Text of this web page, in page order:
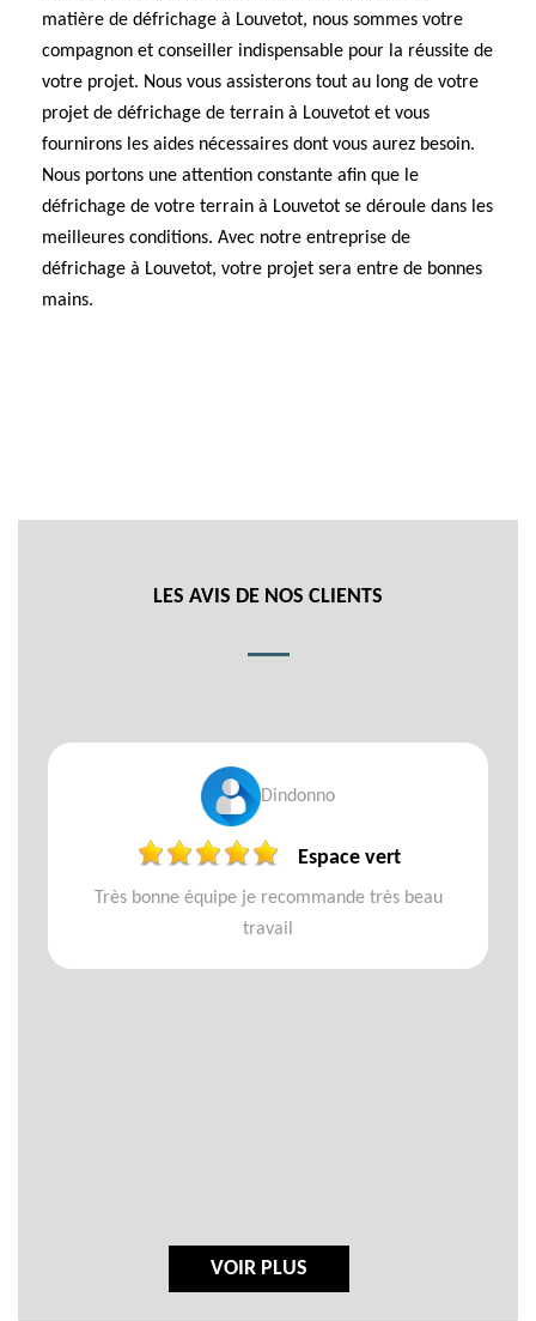
matière de défrichage à Louvetot, nous sommes votre
compagnon et conseiller indispensable pour la réussite de
votre projet. Nous vous assisterons tout au long de votre
projet de défrichage de terrain à Louvetot et vous
fournirons les aides nécessaires dont vous aurez besoin.
Nous portons une attention constante afin que le
défrichage de votre terrain à Louvetot se déroule dans les
meilleures conditions. Avec notre entreprise de
défrichage à Louvetot, votre projet sera entre de bonnes
mains.
LES AVIS DE NOS CLIENTS
Dindonno
Espace vert
Très bonne équipe je recommande très beau
travail
VOIR PLUS